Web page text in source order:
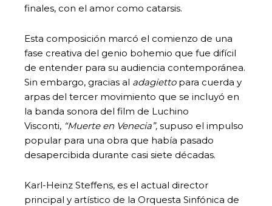
finales, con el amor como catarsis.
Esta composición marcó el comienzo de una
fase creativa del genio bohemio que fue difícil
de entender para su audiencia contemporánea.
Sin embargo, gracias al adagiettopara cuerda y
arpas del tercer movimiento que se incluyó en
la banda sonora del film de Luchino
Visconti, “Muerte en Venecia”, supuso el impulso
popular para una obra que había pasado
desapercibida durante casi siete décadas.
Karl-Heinz Steffens, es el actual director
principal y artístico de la Orquesta Sinfónica de